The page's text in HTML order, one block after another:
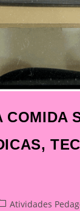
Atividades